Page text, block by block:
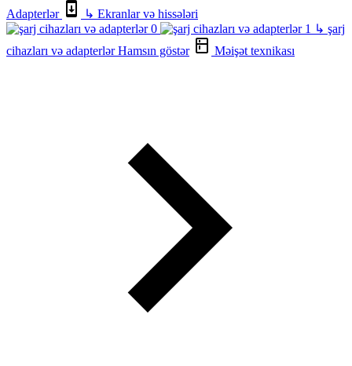
Adapterlər
↳ Ekranlar və hissələri
↳ şarj
cihazları və adapterlərHamsın göstər Məişət texnikası